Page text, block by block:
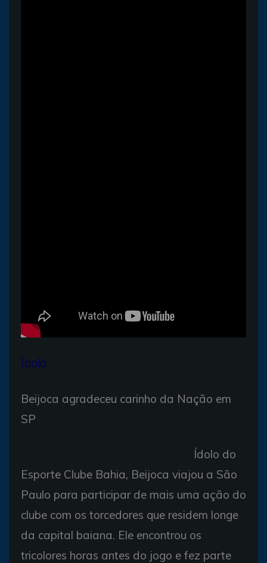
Ídolo
Beijoca agradeceu carinho da Nação em
SP
Ídolo do
Esporte Clube Bahia, Beijoca viajou a São
Paulo para participar de mais uma ação do
clube com os torcedores que residem longe
da capital baiana. Ele encontrou os
tricolores horas antes do jogo e fez parte